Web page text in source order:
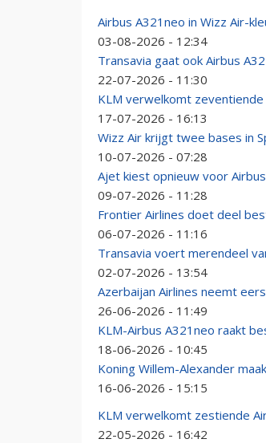
Airbus A321neo in Wizz Air-
03-08-2026 - 12:34
Transavia gaat ook Airbus
22-07-2026 - 11:30
KLM verwelkomt zeventiende
17-07-2026 - 16:13
Wizz Air krijgt twee bases in
10-07-2026 - 07:28
Ajet kiest opnieuw voor
09-07-2026 - 11:28
Frontier Airlines doet deel
06-07-2026 - 11:16
Transavia voert merendeel
02-07-2026 - 13:54
Azerbaijan Airlines neemt
26-06-2026 - 11:49
KLM-Airbus A321neo raakt
18-06-2026 - 10:45
Koning Willem-Alexander
16-06-2026 - 15:15
KLM verwelkomt zestiende
22-05-2026 - 16:42